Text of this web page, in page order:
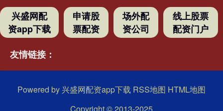
兴盛网配
资app下载
申请股
票配资
场外配
资公司
线上股票
配资门户
友情链接：
Powered by 兴盛网配资app下载 RSS地图 HTML地图